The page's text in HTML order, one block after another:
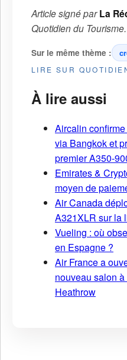
Article signé parLa
Quotidien du Tourisme.
Sur le même thème :
LIRE SUR
À lire aussi
Aircalin
via Bangkok et
premier A350-
Emirates &
moyen de
Air Canada
A321XLR sur la
Vueling : où
en Espagne ?
Air France a
nouveau salon
Heathrow